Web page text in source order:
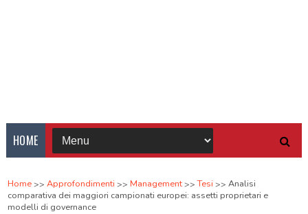
HOME
Home Approfondimenti Management Tesi
Analisi
comparativa dei maggiori campionati europei: assetti proprietari e
modelli di governance